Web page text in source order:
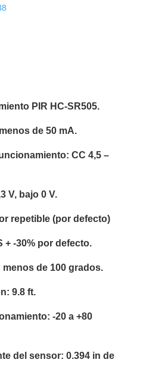
PIR HC-SR505.
de 50 mA.
CC 4,5 –
V, bajo 0 V.
repetible (por defecto)
+ -30% por defecto.
de 100 grados.
9.8 ft.
-20 a +80
del sensor: 0.394 in de